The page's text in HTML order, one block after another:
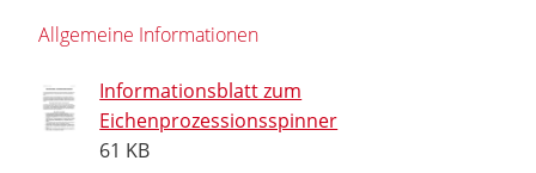
Allgemeine Informationen
Informationsblatt zum
Eichenprozessionsspinner
61 KB